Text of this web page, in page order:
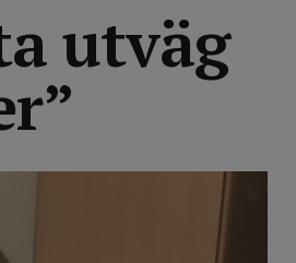
utväg